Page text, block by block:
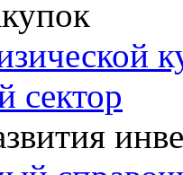
сектор